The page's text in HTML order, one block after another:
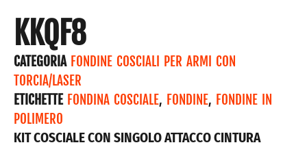
KKQF8
CATEGORIA FONDINE COSCIALI PER ARMI CON
TORCIA/LASER
ETICHETTE FONDINA COSCIALE, FONDINE, FONDINE IN
POLIMERO
KIT COSCIALE CON SINGOLO ATTACCO CINTURA